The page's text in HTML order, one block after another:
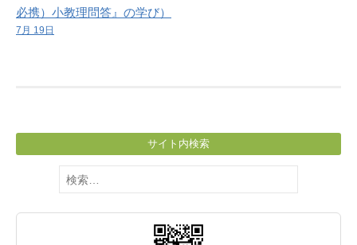
必携）小教理問答』の学び）
7月 19日
サイト内検索
検
索: